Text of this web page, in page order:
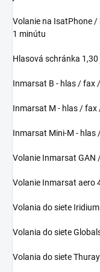
Volanie na IsatPhone /
1 minútu
Hlasová schránka
Inmarsat B - hlas / fax
Inmarsat M - hlas / fax
Inmarsat Mini-M - hlas
Volanie Inmarsat GAN
Volanie Inmarsat aero
Volania do siete
Volania do siete
Volania do siete